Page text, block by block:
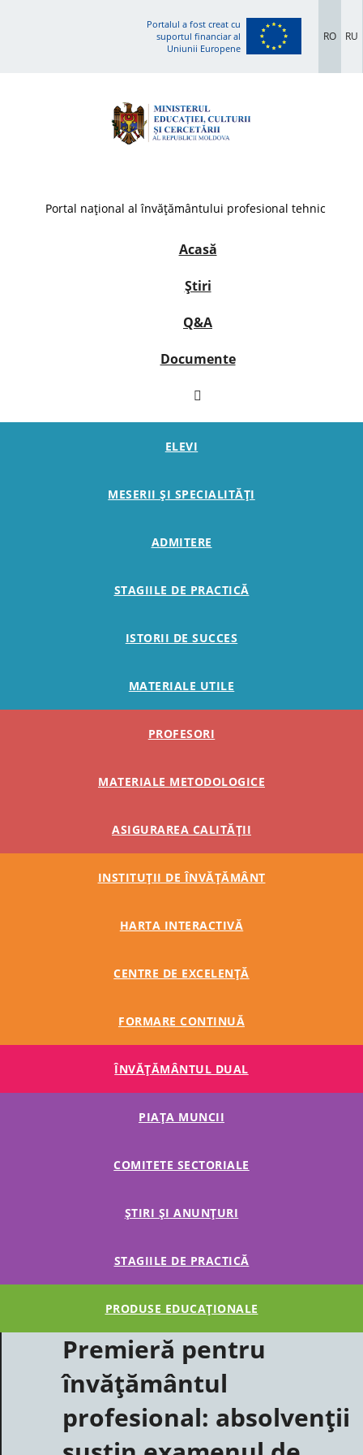
Portalul a fost creat cu
suportul financiar al
Uniunii Europene
RO RU
Portal național al învățământului profesional tehnic
Acasă
Știri
Q&A
Documente
ELEVI
MESERII ȘI SPECIALITĂȚI
ADMITERE
STAGIILE DE PRACTICĂ
ISTORII DE SUCCES
MATERIALE UTILE
PROFESORI
MATERIALE METODOLOGICE
ASIGURAREA CALITĂȚII
INSTITUȚII DE ÎNVĂȚĂMÂNT
HARTA INTERACTIVĂ
CENTRE DE EXCELENȚĂ
FORMARE CONTINUĂ
ÎNVĂŢĂMÂNTUL DUAL
PIAȚA MUNCII
COMITETE SECTORIALE
ȘTIRI ȘI ANUNȚURI
STAGIILE DE PRACTICĂ
PRODUSE EDUCAȚIONALE
Premieră pentru
învățământul
profesional: absolvenții